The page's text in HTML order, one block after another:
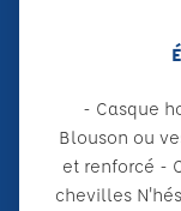
- Casque
Blouson ou
et renforcé -
chevilles